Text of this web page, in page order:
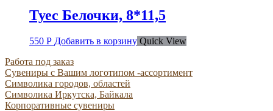
Туес Белочки, 8*11,5
550 Р Добавить в корзину Quick View
Работа под заказ
Сувениры с Вашим логотипом -ассортимент
Символика городов, областей
Символика Иркутска, Байкала
Корпоративные сувениры